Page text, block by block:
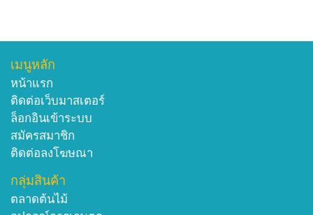
เมนูหลัก
หน้าแรก
ติดต่อเว็บมาสเตอร์
ล็อกอินเข้าระบบ
สมัครสมาชิก
ติดต่อลงโฆษณา
กลุ่มสินค้า
ตลาดต้นไม้